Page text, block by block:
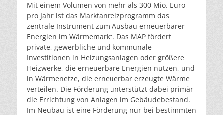
Mit einem Volumen von mehr als 300 Mio. Euro
pro Jahr ist das Marktanreizprogramm das
zentrale Instrument zum Ausbau erneuerbarer
Energien im Wärmemarkt. Das MAP fördert
private, gewerbliche und kommunale
Investitionen in Heizungsanlagen oder größere
Heizwerke, die erneuerbare Energien nutzen, und
in Wärmenetze, die erneuerbar erzeugte Wärme
verteilen. Die Förderung unterstützt dabei primär
die Errichtung von Anlagen im Gebäudebestand.
Im Neubau ist eine Förderung nur bei bestimmten